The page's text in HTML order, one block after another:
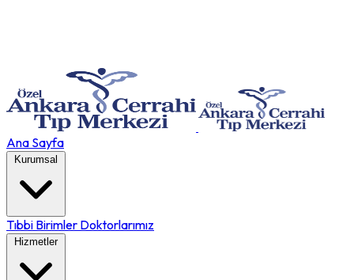
Ana Sayfa
Kurumsal
Tıbbi Birimler Doktorlarımız
Hizmetler